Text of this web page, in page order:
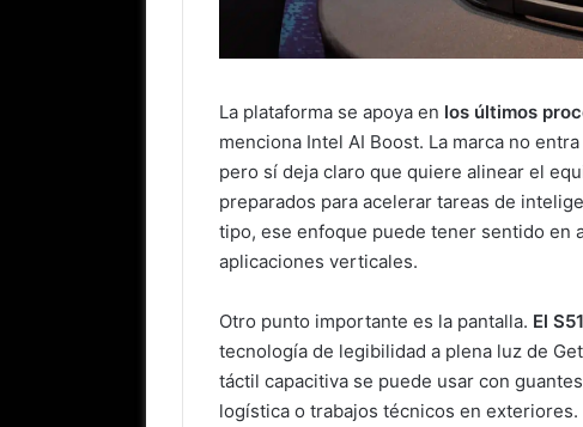
La plataforma se apoya en los últimos
menciona Intel AI Boost. La marca no
pero sí deja claro que quiere alinear el
preparados para acelerar tareas de
tipo, ese enfoque puede tener sentido en
aplicaciones verticales.
Otro punto importante es la pantalla. El
tecnología de legibilidad a plena luz de
táctil capacitiva se puede usar con
logística o trabajos técnicos en